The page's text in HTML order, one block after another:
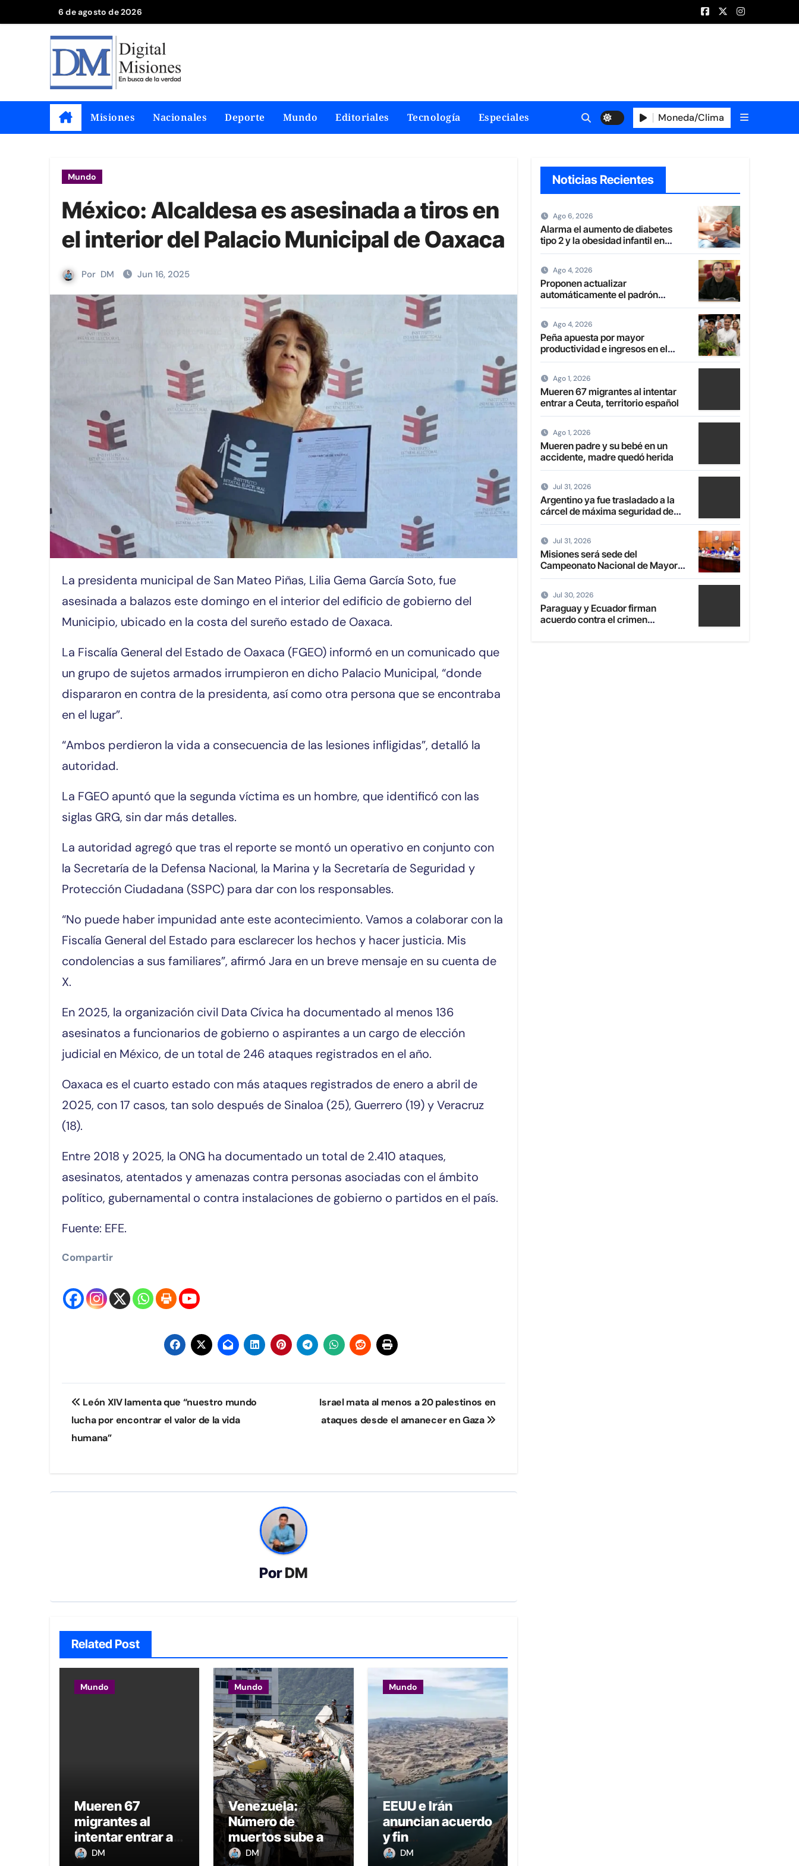
al
6 de agosto de 2026
Misiones Nacionales Deporte Mundo Editoriales Tecnología Especiales Moneda/Clima
Mundo
México: Alcaldesa es asesinada a tiros en
el interior del Palacio Municipal de Oaxaca
Por DM Jun 16, 2025
La presidenta municipal de San Mateo Piñas, Lilia Gema García Soto, fue
asesinada a balazos este domingo en el interior del edificio de gobierno del
Municipio, ubicado en la costa del sureño estado de Oaxaca.
La Fiscalía General del Estado de Oaxaca (FGEO) informó en un comunicado que
un grupo de sujetos armados irrumpieron en dicho Palacio Municipal, “donde
dispararon en contra de la presidenta, así como otra persona que se encontraba
en el lugar”.
“Ambos perdieron la vida a consecuencia de las lesiones infligidas”, detalló la
autoridad.
La FGEO apuntó que la segunda víctima es un hombre, que identificó con las
siglas GRG, sin dar más detalles.
La autoridad agregó que tras el reporte se montó un operativo en conjunto con
la Secretaría de la Defensa Nacional, la Marina y la Secretaría de Seguridad y
Protección Ciudadana (SSPC) para dar con los responsables.
“No puede haber impunidad ante este acontecimiento. Vamos a colaborar con la
Fiscalía General del Estado para esclarecer los hechos y hacer justicia. Mis
condolencias a sus familiares”, afirmó Jara en un breve mensaje en su cuenta de
X.
En 2025, la organización civil Data Cívica ha documentado al menos 136
asesinatos a funcionarios de gobierno o aspirantes a un cargo de elección
judicial en México, de un total de 246 ataques registrados en el año.
Oaxaca es el cuarto estado con más ataques registrados de enero a abril de
2025, con 17 casos, tan solo después de Sinaloa (25), Guerrero (19) y Veracruz
(18).
Entre 2018 y 2025, la ONG ha documentado un total de 2.410 ataques,
asesinatos, atentados y amenazas contra personas asociadas con el ámbito
político, gubernamental o contra instalaciones de gobierno o partidos en el país.
Fuente: EFE.
Compartir
Navegación
de
entradas
León XIV lamenta que “nuestro mundo
lucha por encontrar el valor de la vida
humana”
Israel mata al menos a 20 palestinos en
ataques desde el amanecer en Gaza
PorDM
Related Post
Mundo
Mueren 67
migrantes al
intentar entrar a
Ceuta, territorio
DM
Mundo
Venezuela:
Número de
muertos sube a
1.430 y daños
DM
Mundo
EEUU e Irán
anuncian acuerdo
y fin
“permanente” de
DM
Noticias Recientes
Ago 6, 2026
Alarma el aumento de diabetes
tipo 2 y la obesidad infantil en
Paraguay
Ago 4, 2026
Proponen actualizar
automáticamente el padrón
electoral de paraguayos radicados
Ago 4, 2026
Peña apuesta por mayor
productividad e ingresos en el
campo con transformación de la
Ago 1, 2026
Mueren 67 migrantes al intentar
entrar a Ceuta, territorio español
Ago 1, 2026
Mueren padre y su bebé en un
accidente, madre quedó herida
Jul 31, 2026
Argentino ya fue trasladado a la
cárcel de máxima seguridad de
Emboscada
Jul 31, 2026
Misiones será sede del
Campeonato Nacional de Mayores
de Fútbol de Salón 2027
Jul 30, 2026
Paraguay y Ecuador firman
acuerdo contra el crimen